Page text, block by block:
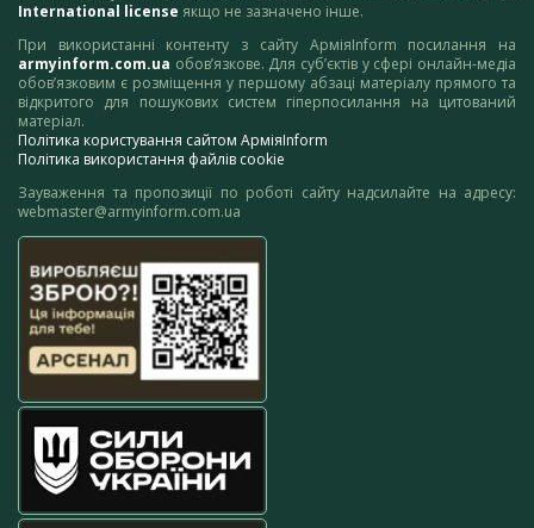
International license якщо не зазначено інше.
При використанні контенту з сайту АрміяInform посилання на
armyinform.com.ua обов’язкове. Для суб’єктів у сфері онлайн-медіа
обов’язковим є розміщення у першому абзаці матеріалу прямого та
відкритого для пошукових систем гіперпосилання на цитований
матеріал.
Політика користування сайтом АрміяInform
Політика використання файлів cookie
Зауваження та пропозиції по роботі сайту надсилайте на адресу:
webmaster@armyinform.com.ua